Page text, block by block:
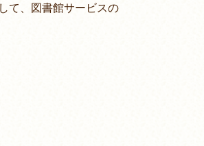
て、図書館サービスの